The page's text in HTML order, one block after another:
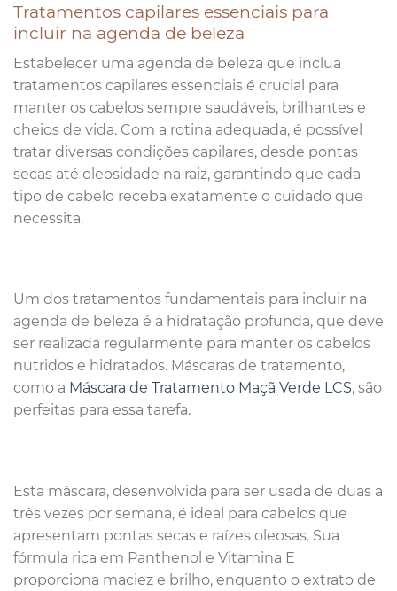
Tratamentos capilares essenciais para
incluir na agenda de beleza
Estabelecer uma agenda de beleza que inclua
tratamentos capilares essenciais é crucial para
manter os cabelos sempre saudáveis, brilhantes e
cheios de vida. Com a rotina adequada, é possível
tratar diversas condições capilares, desde pontas
secas até oleosidade na raiz, garantindo que cada
tipo de cabelo receba exatamente o cuidado que
necessita.
Um dos tratamentos fundamentais para incluir na
agenda de beleza é a hidratação profunda, que deve
ser realizada regularmente para manter os cabelos
nutridos e hidratados. Máscaras de tratamento,
como a Máscara de Tratamento Maçã Verde LCS, são
perfeitas para essa tarefa.
Esta máscara, desenvolvida para ser usada de duas a
três vezes por semana, é ideal para cabelos que
apresentam pontas secas e raízes oleosas. Sua
fórmula rica em Panthenol e Vitamina E
proporciona maciez e brilho, enquanto o extrato de